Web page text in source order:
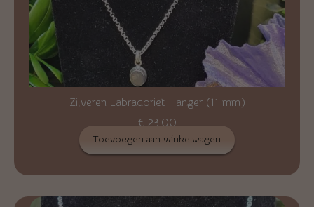
Zilveren Labradoriet Hanger (11 mm)
€23,00
Toevoegen aan winkelwagen